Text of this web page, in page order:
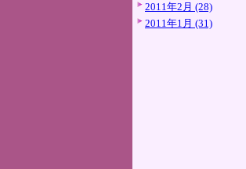
2011年2月 (28)
2011年1月 (31)